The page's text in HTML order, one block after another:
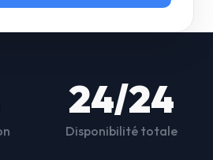
24/24
Disponibilité totale